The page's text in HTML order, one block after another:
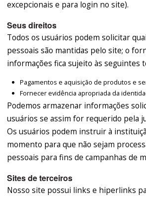
excepcionais e para login no site).
Seus direitos
Todos os usuários podem solicitar
pessoais são mantidas pelo site; o
informações fica sujeito às seguintes
Pagamentos e aquisição de produtos e
Fornecer evidência apropriada da
Podemos armazenar informações
usuários se assim for requerido pela
Os usuários podem instruir à
momento para que não sejam
pessoais para fins de campanhas de
Sites de terceiros
Nosso site possui links e hiperlinks